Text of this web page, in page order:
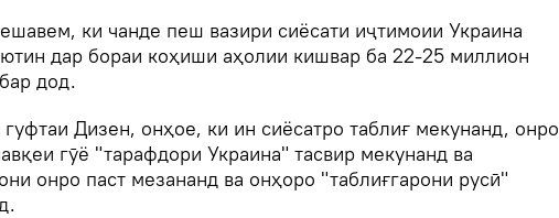
ки чанде пеш вазири сиёсати иҷтимоии Украина
дар бораи коҳиши аҳолии кишвар ба 22-25 миллион
дод.
Дизен, онҳое, ки ин сиёсатро таблиғ мекунанд, онро
гӯё "тарафдори Украина" тасвир мекунанд ва
онро паст мезананд ва онҳоро "таблиғгарони русӣ"